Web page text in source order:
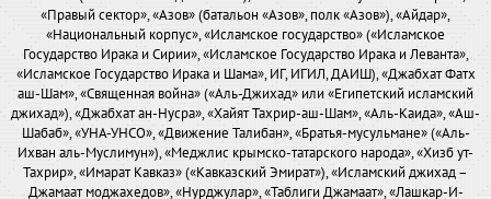
«Правый сектор», «Азов» (батальон «Азов», полк «Азов»), «Айдар»,
«Национальный корпус», «Исламское государство» («Исламское
Государство Ирака и Сирии», «Исламское Государство Ирака и Леванта»,
«Исламское Государство Ирака и Шама», ИГ, ИГИЛ, ДАИШ), «Джабхат Фатх
аш-Шам», «Священная война» («Аль-Джихад» или «Египетский исламский
джихад»), «Джабхат ан-Нусра», «Хайят Тахрир-аш-Шам», «Аль-Каида», «Аш-
Шабаб», «УНА-УНСО», «Движение Талибан», «Братья-мусульмане» («Аль-
Ихван аль-Муслимун»), «Меджлис крымско-татарского народа», «Хизб ут-
Тахрир», «Имарат Кавказ» («Кавказский Эмират»), «Исламский джихад –
Джамаат моджахедов», «Нурджулар», «Таблиги Джамаат», «Лашкар-И-